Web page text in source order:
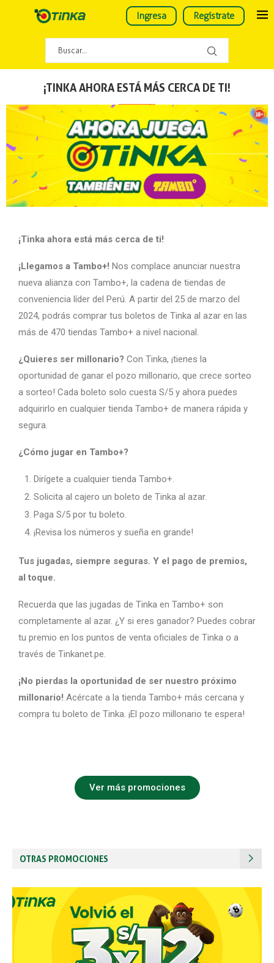
Ingresa Regístrate
¡TINKA AHORA ESTÁ MÁS CERCA DE TI!
¡Tinka ahora está más cerca de ti!
¡Llegamos a Tambo+! Nos complace anunciar nuestra
nueva alianza con Tambo+, la cadena de tiendas de
conveniencia líder del Perú. A partir del 25 de marzo del
2024, podrás comprar tus boletos de Tinka al azar en las
más de 470 tiendas Tambo+ a nivel nacional.
¿Quieres ser millonario? Con Tinka, ¡tienes la
oportunidad de ganar el pozo millonario, que crece sorteo
a sorteo! Cada boleto solo cuesta S/5 y ahora puedes
adquirirlo en cualquier tienda Tambo+ de manera rápida y
segura.
¿Cómo jugar en Tambo+?
Dirígete a cualquier tienda Tambo+.
Solicita al cajero un boleto de Tinka al azar.
Paga S/5 por tu boleto.
¡Revisa los números y sueña en grande!
Tus jugadas, siempre seguras. Y el pago de premios,
al toque.
Recuerda que las jugadas de Tinka en Tambo+ son
completamente al azar. ¿Y si eres ganador? Puedes cobrar
tu premio en los puntos de venta oficiales de Tinka o a
través de Tinkanet.pe.
¡No pierdas la oportunidad de ser nuestro próximo
millonario! Acércate a la tienda Tambo+ más cercana y
compra tu boleto de Tinka. ¡El pozo millonario te espera!
Ver más promociones
OTRAS PROMOCIONES